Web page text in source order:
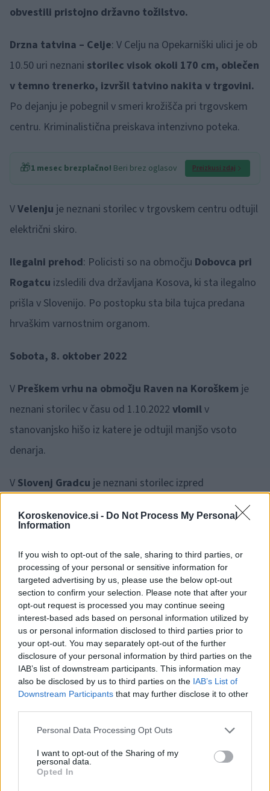
Koroskenovice.si - Do Not Process My Personal
Information
If you wish to opt-out of the sale, sharing to third parties, or
processing of your personal or sensitive information for
targeted advertising by us, please use the below opt-out
section to confirm your selection. Please note that after your
opt-out request is processed you may continue seeing
interest-based ads based on personal information utilized by
us or personal information disclosed to third parties prior to
your opt-out. You may separately opt-out of the further
disclosure of your personal information by third parties on the
IAB’s list of downstream participants. This information may
also be disclosed by us to third parties on the IAB’s List of
Downstream Participants that may further disclose it to other
Please note that this website/app uses one or more Google
not limited to your visit or usage behaviour. You may click to
grant or deny consent to Google and its third-party tags to
use your data for below specified purposes in below Google
Personal Data Processing Opt Outs
I want to opt-out of the Sharing of my
personal data.
Opted In
obvestili pristojno državno tožilstvo.
Drzna tatvina – Celje: V Celju na Opekarniški ulici je ob
10.50 uri neznani storilec visok okoli 170 cm, oblečen
v temno trenerko, izvršil tatvino nakita v trgovini.
Po dejanju je pobegnil v smeri krožišča pri trgovskem
centru. Kriminalistična preiskava intenzivno poteka.
🎁1 mesec brezplačno! Beri brez oglasov Preizkusi zdaj
VVelenju je neznani storilec v trgovskem centru odtujil
električni skiro.
Ilegalni prehod: Policisti so na območju Dobovca pri
Rogatcu izsledili dva državljana Kosova, ki sta ilegalno
prišla v Slovenijo. Po postopku sta bila tujca predana
hrvaškim varnostnim organom.
Sobota, 8. oktober 2022
V Preškem vrhu na območju Raven na Koroškem je
neznani storilec v času od 1.10.2022 vlomilv
stanovanjsko hišo iz katere je odtujil manjšo vsoto
denarja.
V Slovenj Gradcu je neznani storilec izpred
znamke Lombardo črne
barve.
Tepanjuje neznani storilec iz parkiranega tovornega
vozilaodtujil gorivo.
Celju v Novi vasije neznani storilecodtujilelektrični
skiro.
Nekaj po 19. uri so bili obveščeni o prometni nesreči v
kraju Lepa njiva na območju Mozirja. Prometno
nesrečo je povzročil voznik osebnega vozila, ki je zaradi
vožnje po levi strani vozišča trčil v voznika traktorja, ki
osebnega vozilavozil pod vplivom alkohola saj mu je